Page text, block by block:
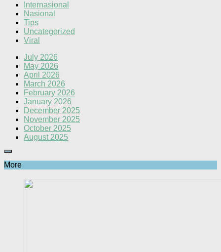
Internasional
Nasional
Tips
Uncategorized
Viral
July 2026
May 2026
April 2026
March 2026
February 2026
January 2026
December 2025
November 2025
October 2025
August 2025
More